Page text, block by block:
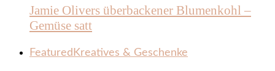
Jamie Olivers überbackener Blumenkohl –
Gemüse satt
Featured Kreatives & Geschenke